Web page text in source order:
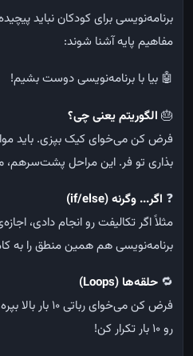
برنامه‌نویسی برای کودکان نباید
مفاهیم پایه آشنا شوند:
🤖 بیا با برنامه‌نویسی دوست بشیم!
🎂 الگوریتم یعنی چی؟
فرض کن می‌خوای کیک بپزی. باید
بذاری تو فر. این مراحل پشت‌سر‌هم،
❓ اگر... وگرنه(if/else)
مثلاً اگر تکالیفت رو انجام دادی،
برنامه‌نویسی هم همین منطق را به
🔁 حلقه‌ها (Loops)
فرض کن می‌خوای
رو ۱۰ بار تکرار کن!